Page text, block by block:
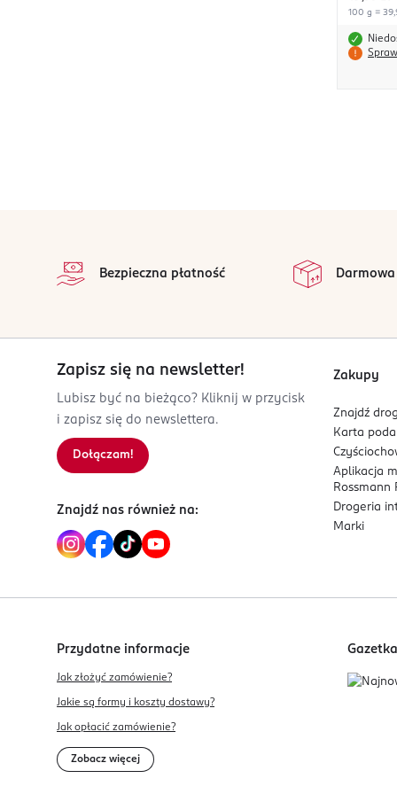
100 g =
Bezpieczna płatność
Zapisz się na newsletter!
Lubisz być na bieżąco? Kliknij w przycisk
i zapisz się do newslettera.
Dołączam!
Znajdź nas również na:
Zakupy
Znajdź
Karta
Aplikacja
Rossmann
Drogeria
Marki
Przydatne informacje
Jak złożyć zamówienie?
Jakie są formy i koszty dostawy?
Jak opłacić zamówienie?
Zobacz więcej
Gazetka